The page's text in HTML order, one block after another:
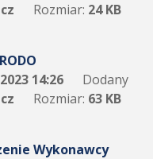
Rozmiar: 24 KB
14:26
Dodany
Rozmiar: 63 KB
Wykonawcy